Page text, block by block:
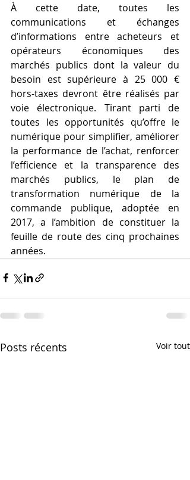
À cette date, toutes les
communications et échanges
d’informations entre acheteurs et
opérateurs économiques des
marchés publics dont la valeur du
besoin est supérieure à 25 000 €
hors-taxes devront être réalisés par
voie électronique. Tirant parti de
toutes les opportunités qu’offre le
numérique pour simplifier, améliorer
la performance de l’achat, renforcer
l’efficience et la transparence des
marchés publics, le plan de
transformation numérique de la
commande publique, adoptée en
2017, a l’ambition de constituer la
feuille de route des cinq prochaines
années.
Posts récents Voir tout